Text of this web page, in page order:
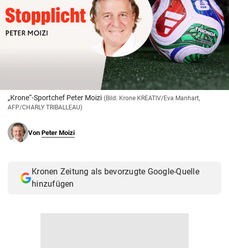
© Krone Multimedia GmbH & Co KG 2026
„Krone“-Sportchef Peter Moizi (Bild: Krone KREATIV/Eva Manhart,
AFP/CHARLY TRIBALLEAU)
Von Peter Moizi
Kronen Zeitung als bevorzugte Google-Quelle
hinzufügen